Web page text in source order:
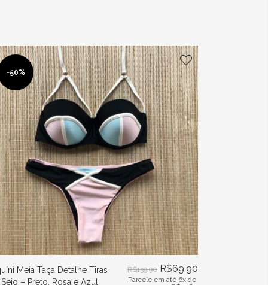
-50%
Meia Taça Detalhe Tiras
– Preto, Rosa e Azul
R$139,90 R$69,90
Parcele em até 6x de